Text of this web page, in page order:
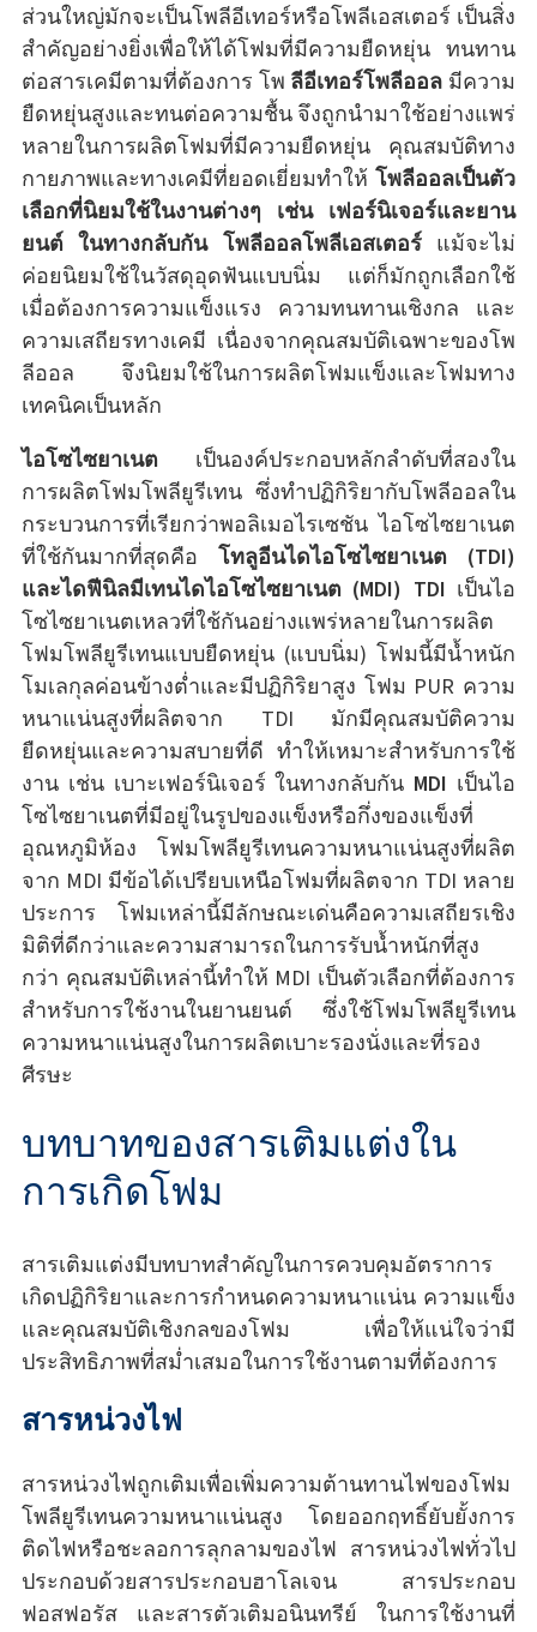
ส่วนใหญ่มักจะเป็นโพลีอีเทอร์หรือโพลีเอสเตอร์ เป็นสิ่ง
สำคัญอย่างยิ่งเพื่อให้ได้โฟมที่มีความยืดหยุ่น ทนทาน
ต่อสารเคมีตามที่ต้องการ โพ ลีอีเทอร์โพลีออล มีความ
ยืดหยุ่นสูงและทนต่อความชื้น จึงถูกนำมาใช้อย่างแพร่
หลายในการผลิตโฟมที่มีความยืดหยุ่น คุณสมบัติทาง
กายภาพและทางเคมีที่ยอดเยี่ยมทำให้โพลีออลเป็นตัว
เลือกที่นิยมใช้ในงานต่างๆ เช่น เฟอร์นิเจอร์และยาน
ยนต์ ในทางกลับกัน โพลีออลโพลีเอสเตอร์แม้จะไม่
ค่อยนิยมใช้ในวัสดุอุดฟันแบบนิ่ม แต่ก็มักถูกเลือกใช้
เมื่อต้องการความแข็งแรง ความทนทานเชิงกล และ
ความเสถียรทางเคมี เนื่องจากคุณสมบัติเฉพาะของโพ
ลีออล จึงนิยมใช้ในการผลิตโฟมแข็งและโฟมทาง
เทคนิคเป็นหลัก
ไอโซไซยาเนตเป็นองค์ประกอบหลักลำดับที่สองใน
การผลิตโฟมโพลียูรีเทน ซึ่งทำปฏิกิริยากับโพลีออลใน
กระบวนการที่เรียกว่าพอลิเมอไรเซชัน ไอโซไซยาเนต
ที่ใช้กันมากที่สุดคือ โทลูอีนไดไอโซไซยาเนต (TDI)
และไดฟีนิลมีเทนไดไอโซไซยาเนต (MDI) TDI เป็นไอ
โซไซยาเนตเหลวที่ใช้กันอย่างแพร่หลายในการผลิต
โฟมโพลียูรีเทนแบบยืดหยุ่น (แบบนิ่ม) โฟมนี้มีน้ำหนัก
โมเลกุลค่อนข้างต่ำและมีปฏิกิริยาสูง โฟม PUR ความ
หนาแน่นสูงที่ผลิตจาก TDI มักมีคุณสมบัติความ
ยืดหยุ่นและความสบายที่ดี ทำให้เหมาะสำหรับการใช้
งาน เช่น เบาะเฟอร์นิเจอร์ ในทางกลับกัน MDI เป็นไอ
โซไซยาเนตที่มีอยู่ในรูปของแข็งหรือกึ่งของแข็งที่
อุณหภูมิห้อง โฟมโพลียูรีเทนความหนาแน่นสูงที่ผลิต
จาก MDI มีข้อได้เปรียบเหนือโฟมที่ผลิตจาก TDI หลาย
ประการ โฟมเหล่านี้มีลักษณะเด่นคือความเสถียรเชิง
มิติที่ดีกว่าและความสามารถในการรับน้ำหนักที่สูง
กว่า คุณสมบัติเหล่านี้ทำให้ MDI เป็นตัวเลือกที่ต้องการ
สำหรับการใช้งานในยานยนต์ ซึ่งใช้โฟมโพลียูรีเทน
ความหนาแน่นสูงในการผลิตเบาะรองนั่งและที่รอง
ศีรษะ
บทบาทของสารเติมแต่งใน
การเกิดโฟม
สารเติมแต่งมีบทบาทสำคัญในการควบคุมอัตราการ
เกิดปฏิกิริยาและการกำหนดความหนาแน่น ความแข็ง
และคุณสมบัติเชิงกลของโฟม เพื่อให้แน่ใจว่ามี
ประสิทธิภาพที่สม่ำเสมอในการใช้งานตามที่ต้องการ
สารหน่วงไฟ
สารหน่วงไฟถูกเติมเพื่อเพิ่มความต้านทานไฟของโฟม
โพลียูรีเทนความหนาแน่นสูง โดยออกฤทธิ์ยับยั้งการ
ติดไฟหรือชะลอการลุกลามของไฟ สารหน่วงไฟทั่วไป
ประกอบด้วยสารประกอบฮาโลเจน สารประกอบ
ฟอสฟอรัส และสารตัวเติมอนินทรีย์ ในการใช้งานที่